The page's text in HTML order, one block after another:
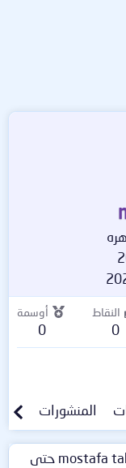
النقاط
0
أوسمة
0
المنشورات
لا توجد رسائل في الملف الشخصي لـ mostafa taher حتى